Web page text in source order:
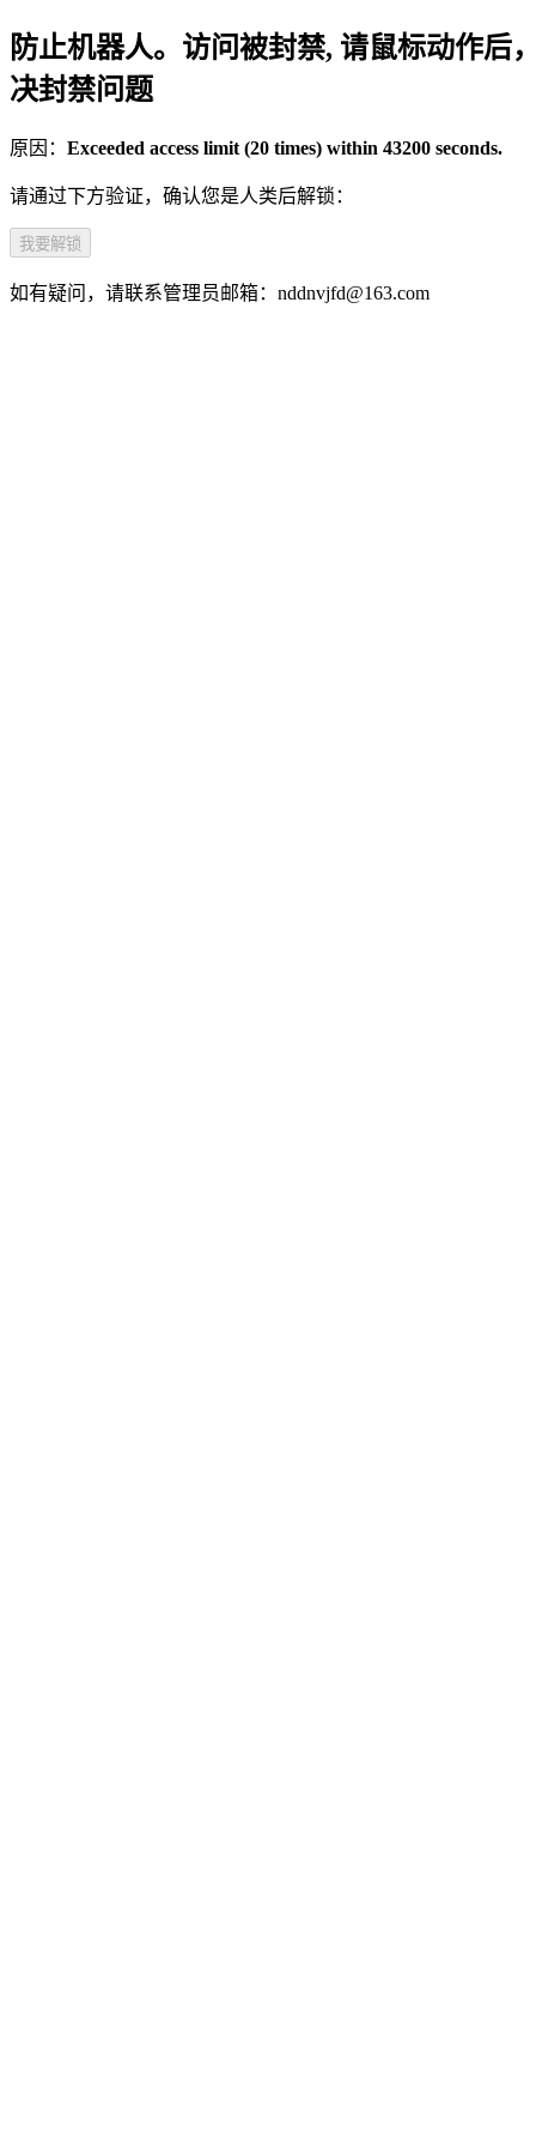
防止机器人。访问被封禁, 请鼠标动作后
决封禁问题
原因： Exceeded access limit (20 times) within 43200 seconds.
请通过下方验证，确认您是人类后解锁：
我要解锁
如有疑问，请联系管理员邮箱：nddnvjfd@163.com